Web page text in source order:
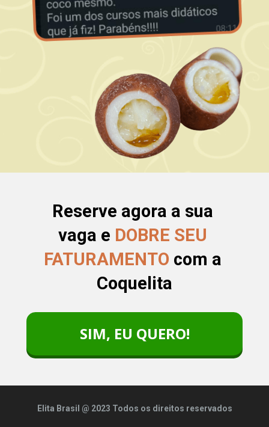
Reserve agora a sua
vaga e DOBRE SEU
FATURAMENTO com a
Coquelita
SIM, EU QUERO!
Elita Brasil @ 2023 Todos os direitos reservados